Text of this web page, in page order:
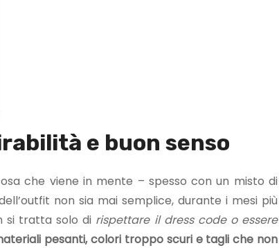
e buon senso
che viene in mente – spesso con un misto di
non sia mai semplice, durante i mesi più
si tratta solo di rispettare il dress code o essere
pesanti, colori troppo scuri e tagli che non